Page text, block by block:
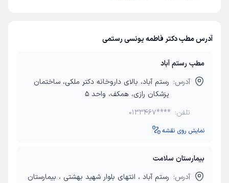
آدرس مطب دکتر فاطمه یونسی رستمی
مطب رستم آباد
آدرس: رستم آباد، بالای داروخانه دکتر ملکی، ساختمان
پزشکان رازی، همکف، واحد 5
تلفن: 0133467****
نمایش روی نقشه
بیمارستان سلامت
آدرس: رستم آباد ، انتهای بلوار شهید بهشتی ، بیمارستان